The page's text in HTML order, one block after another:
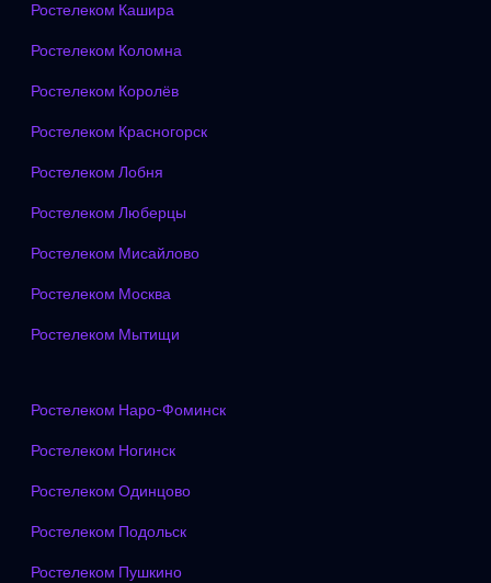
Ростелеком Кашира
Ростелеком Коломна
Ростелеком Королёв
Ростелеком Красногорск
Ростелеком Лобня
Ростелеком Люберцы
Ростелеком Мисайлово
Ростелеком Москва
Ростелеком Мытищи
Ростелеком Наро-Фоминск
Ростелеком Ногинск
Ростелеком Одинцово
Ростелеком Подольск
Ростелеком Пушкино